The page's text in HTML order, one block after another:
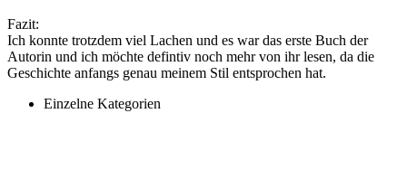
Fazit:
Ich konnte trotzdem viel Lachen und es war das erste Buch der
Autorin und ich möchte defintiv noch mehr von ihr lesen, da die
Geschichte anfangs genau meinem Stil entsprochen hat.
Einzelne Kategorien